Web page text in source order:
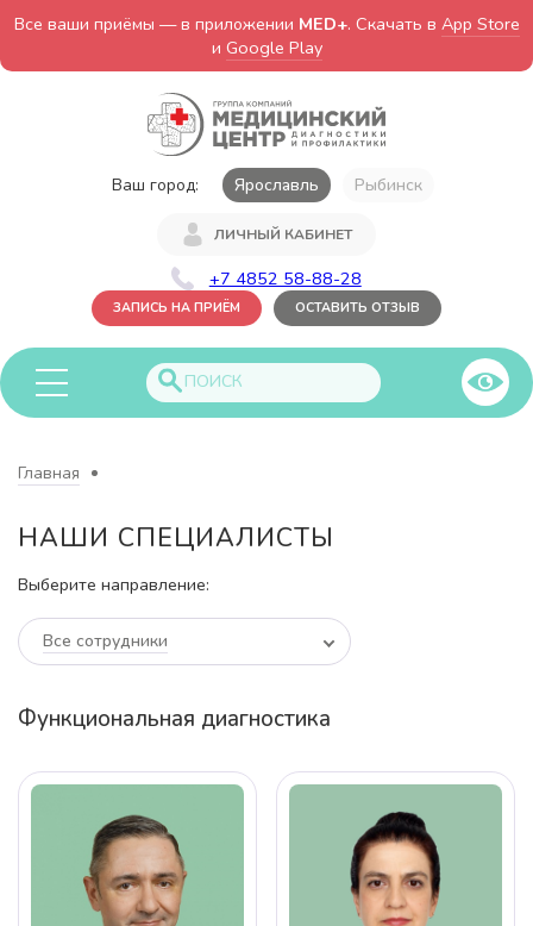
Все ваши приёмы — в приложении MED+. Скачать в App Store
и Google Play
Ваш город: Ярославль Рыбинск
ЛИЧНЫЙ КАБИНЕТ
+7 4852 58-88-28
ЗАПИСЬ НА ПРИЁМ ОСТАВИТЬ ОТЗЫВ
Главная
НАШИ СПЕЦИАЛИСТЫ
Выберите направление:
Все сотрудники
Функциональная диагностика